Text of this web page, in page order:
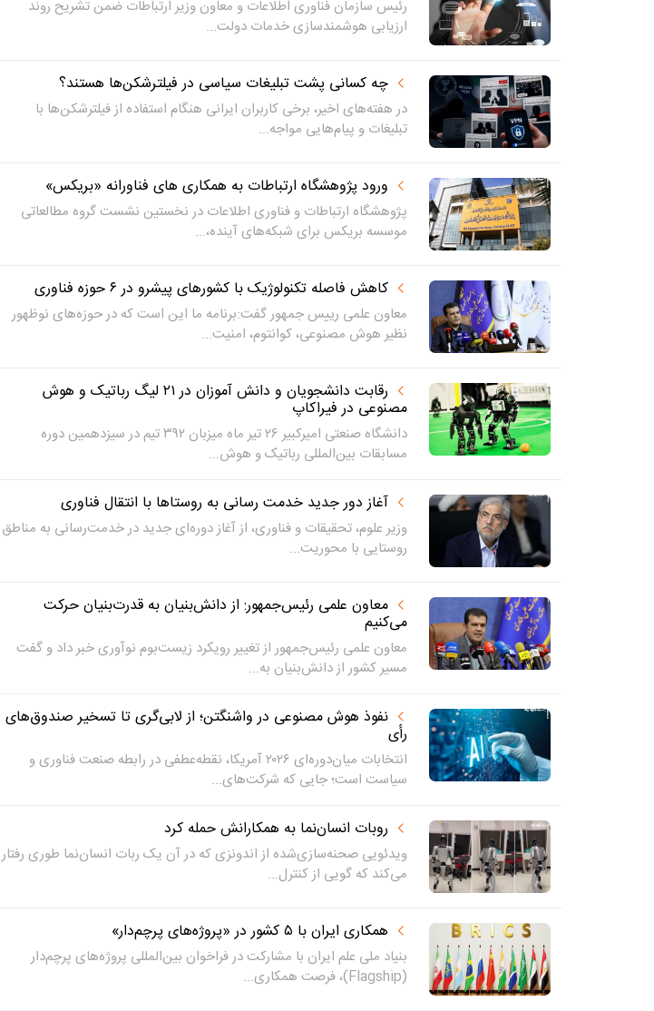
رئیس سازمان فناوری اطلاعات و معاون وزیر ارتباطات ضمن تشریح روند
ارزیابی هوشمندسازی خدمات دولت...
چه کسانی پشت تبلیغات سیاسی در فیلترشکن‌ها هستند؟
در هفته‌های اخیر، برخی کاربران ایرانی هنگام استفاده از فیلترشکن‌ها با
تبلیغات و پیام‌هایی مواجه...
ورود پژوهشگاه ارتباطات به همکاری های فناورانه «بریکس»
پژوهشگاه ارتباطات و فناوری اطلاعات در نخستین نشست گروه مطالعاتی
موسسه بریکس برای شبکه‌های آینده،...
کاهش فاصله تکنولوژیک با کشورهای پیشرو در ۶ حوزه‌ فناوری
معاون علمی رییس جمهور گفت:برنامه ما این است که در حوزه‌های نوظهور
نظیر هوش مصنوعی، کوانتوم، امنیت...
رقابت دانشجویان و دانش آموزان در ۲۱ لیگ رباتیک و هوش
مصنوعی در فیراکاپ
دانشگاه صنعتی امیرکبیر ۲۶ تیر ماه میزبان ۳۹۲ تیم در سیزدهمین دوره
مسابقات بین‌المللی رباتیک و هوش...
آغاز دور جدید خدمت رسانی به روستاها با انتقال فناوری
وزیر علوم، تحقیقات و فناوری، از آغاز دوره‌ای جدید در خدمت‌رسانی به مناطق
روستایی با محوریت...
معاون علمی رئیس‌جمهور: از دانش‌بنیان به قدرت‌بنیان حرکت
می‌کنیم
معاون علمی رئیس‌جمهور از تغییر رویکرد زیست‌بوم نوآوری خبر داد و گفت
مسیر کشور از دانش‌بنیان به...
نفوذ هوش مصنوعی در واشنگتن؛ از لابی‌گری تا تسخیر صندوق‌های
رأی
انتخابات میان‌دوره‌ای ۲۰۲۶ آمریکا، نقطه‌عطفی در رابطه صنعت فناوری و
سیاست است؛ جایی که شرکت‌های...
روبات انسان‌نما به همکارانش حمله کرد
ویدئویی صحنه‌سازی‌شده از اندونزی که در آن یک ربات انسان‌نما طوری رفتار
می‌کند که گویی از کنترل...
همکاری ایران با ۵ کشور در «پروژه‌های پرچم‌دار»
بنیاد ملی علم ایران با مشارکت در فراخوان بین‌المللی پروژه‌های پرچم‌دار
(Flagship)، فرصت همکاری...